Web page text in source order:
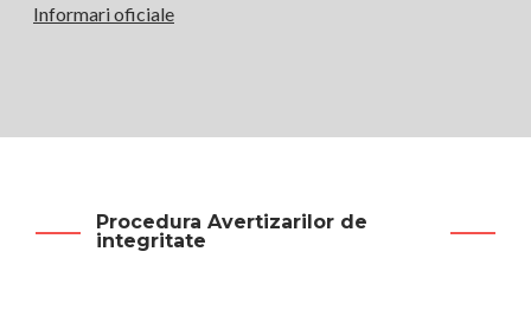
Informari oficiale
Procedura Avertizarilor de
integritate